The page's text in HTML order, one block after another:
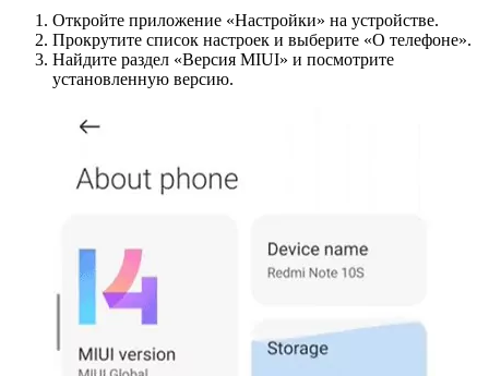
Откройте приложение «Настройки» на устройстве.
Прокрутите список настроек и выберите «О телефоне».
Найдите раздел «Версия MIUI» и посмотрите
установленную версию.